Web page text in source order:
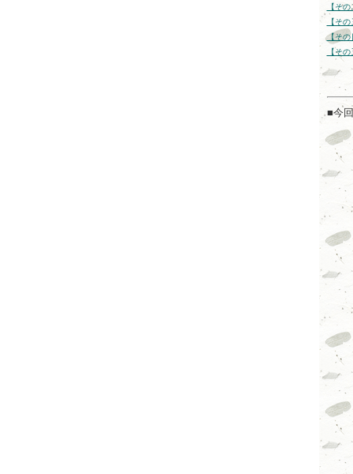
【そ
【そ
【そ
【そ
■今